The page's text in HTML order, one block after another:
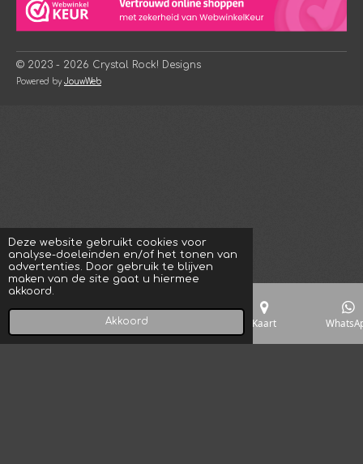
Deze website gebruikt cookies voor
analyse-doeleinden en/of het tonen van
advertenties. Door gebruik te blijven
maken van de site gaat u hiermee
akkoord.
Akkoord
t
s
A
p
t
a
g
a
m
T
o
k
© 2023 - 2026 Crystal Rock! Designs
Powered byJouwWeb
Telefoonnummer Kaart